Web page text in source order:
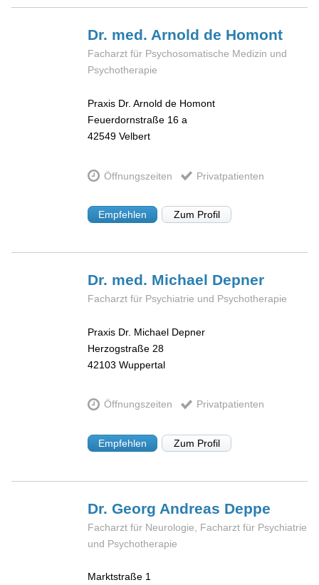
Dr. med. Arnoldde Homont
Facharzt für Psychosomatische Medizin und
Psychotherapie
Praxis Dr. Arnold de Homont
Feuerdornstraße 16 a
42549 Velbert
Öffnungszeiten Privatpatienten
Empfehlen Zum Profil
Dr. med. Michael Depner
Facharzt für Psychiatrie und Psychotherapie
Praxis Dr. Michael Depner
Herzogstraße 28
42103 Wuppertal
Öffnungszeiten Privatpatienten
Empfehlen Zum Profil
Dr. Georg Andreas Deppe
Facharzt für Neurologie, Facharzt für Psychiatrie
und Psychotherapie
Marktstraße 1